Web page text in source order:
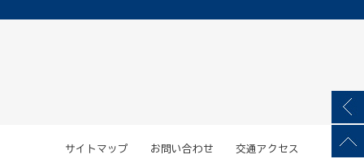
サイトマップ お問い合わせ 交通アクセス